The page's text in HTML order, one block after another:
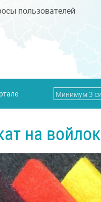
пользователей
на войлок